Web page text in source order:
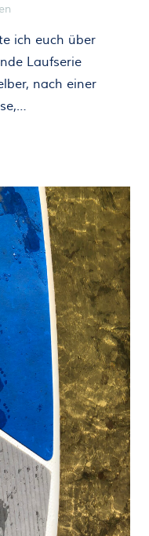
ich euch über
Laufserie
nach einer